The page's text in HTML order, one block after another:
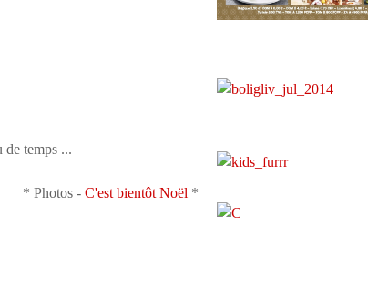
de temps ...
* Photos - C'est bientôt Noël *